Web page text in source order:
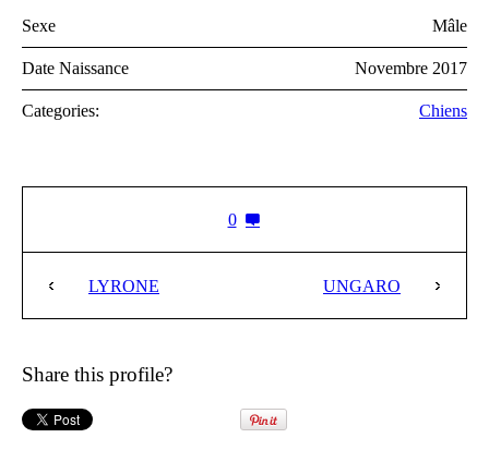
Sexe Mâle
Date Naissance Novembre 2017
Categories: Chiens
0
LYRONE UNGARO
Share this profile?